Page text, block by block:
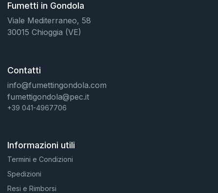
Fumetti in Gondola
Viale Mediterraneo, 58
30015 Chioggia (VE)
Contatti
info@fumettingondola.com
fumettigondola@pec.it
+39 041-4967706
Informazioni utili
Termini e Condizioni
Spedizioni
Resi e Rimborsi